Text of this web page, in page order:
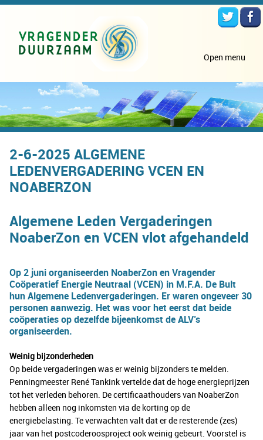
Open menu
2-6-2025 ALGEMENE
LEDENVERGADERING VCEN EN
NOABERZON
Algemene Leden Vergaderingen
NoaberZon en VCEN vlot afgehandeld
Op 2 juni organiseerden NoaberZon en Vragender
Coöperatief Energie Neutraal (VCEN) in M.F.A. De Bult
hun Algemene Ledenvergaderingen. Er waren ongeveer 30
personen aanwezig. Het was voor het eerst dat beide
coöperaties op dezelfde bijeenkomst de ALV’s
organiseerden.
Weinig bijzonderheden
Op beide vergaderingen was er weinig bijzonders te melden.
Penningmeester René Tankink vertelde dat de hoge energieprijzen
tot het verleden behoren. De certificaathouders van NoaberZon
hebben alleen nog inkomsten via de korting op de
energiebelasting. Te verwachten valt dat er de resterende (zes)
jaar van het postcoderoosproject ook weinig gebeurt. Voorstel is